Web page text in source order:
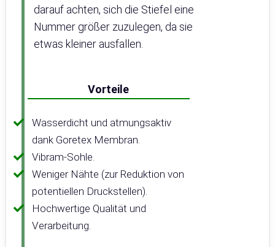
darauf achten, sich die Stiefel eine
Nummer größer zuzulegen, da sie
etwas kleiner ausfallen.
Vorteile
Wasserdicht und atmungsaktiv
dank Goretex Membran.
Vibram-Sohle.
Weniger Nähte (zur Reduktion von
potentiellen Druckstellen).
Hochwertige Qualität und
Verarbeitung.